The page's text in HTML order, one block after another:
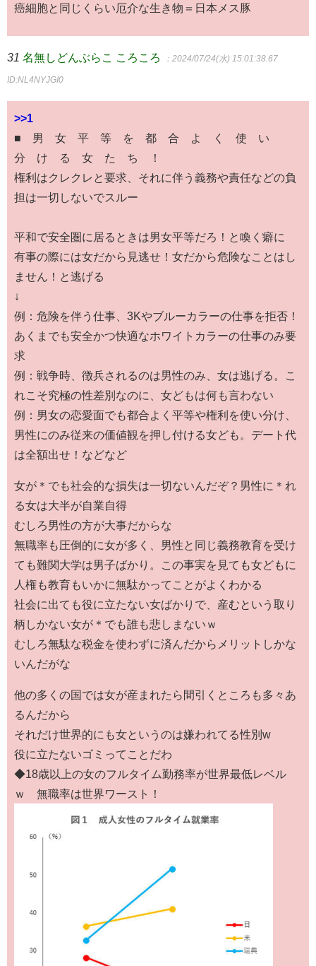
癌細胞と同じくらい厄介な生き物＝日本メス豚
31 名無しどんぶらこ ころころ ：2024/07/24(水) 15:01:38.67
ID:NL4NYJGI0
>>1
■ 男 女 平 等 を 都 合 よ く 使 い
分 け る 女 た ち ！
権利はクレクレと要求、それに伴う義務や責任などの負
担は一切しないでスルー
平和で安全圏に居るときは男女平等だろ！と喚く癖に
有事の際には女だから見逃せ！女だから危険なことはし
ません！と逃げる
↓
例：危険を伴う仕事、3Kやブルーカラーの仕事を拒否！
あくまでも安全かつ快適なホワイトカラーの仕事のみ要
求
例：戦争時、徴兵されるのは男性のみ、女は逃げる。こ
れこそ究極の性差別なのに、女どもは何も言わない
例：男女の恋愛面でも都合よく平等や権利を使い分け、
男性にのみ従来の価値観を押し付ける女ども。デート代
は全額出せ！などなど
女が＊でも社会的な損失は一切ないんだぞ？男性に＊れ
る女は大半が自業自得
むしろ男性の方が大事だからな
無職率も圧倒的に女が多く、男性と同じ義務教育を受け
ても難関大学は男子ばかり。この事実を見ても女どもに
人権も教育もいかに無駄かってことがよくわかる
社会に出ても役に立たない女ばかりで、産むという取り
柄しかない女が＊でも誰も悲しまないｗ
むしろ無駄な税金を使わずに済んだからメリットしかな
いんだがな
他の多くの国では女が産まれたら間引くところも多々あ
るんだから
それだけ世界的にも女というのは嫌われてる性別w
役に立たないゴミってことだわ
◆18歳以上の女のフルタイム勤務率が世界最低レベル
ｗ 無職率は世界ワースト！